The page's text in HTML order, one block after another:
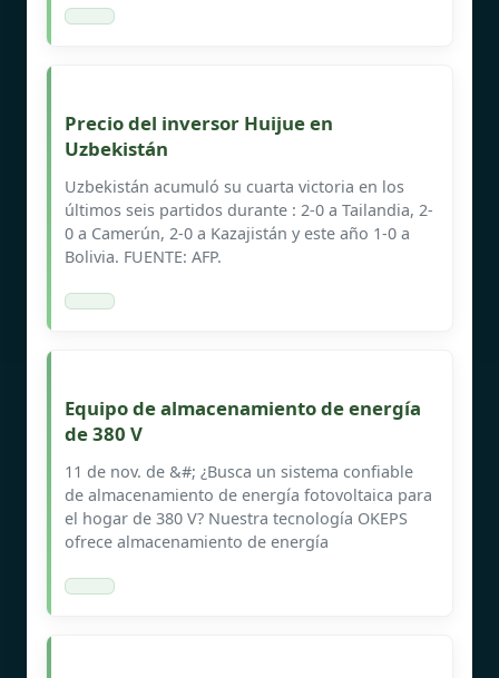
Precio del inversor Huijue en
Uzbekistán
Uzbekistán acumuló su cuarta victoria en los
últimos seis partidos durante : 2-0 a Tailandia, 2-
0 a Camerún, 2-0 a Kazajistán y este año 1-0 a
Bolivia. FUENTE: AFP.
Equipo de almacenamiento de energía
de 380 V
11 de nov. de &#; ¿Busca un sistema confiable
de almacenamiento de energía fotovoltaica para
el hogar de 380 V? Nuestra tecnología OKEPS
ofrece almacenamiento de energía